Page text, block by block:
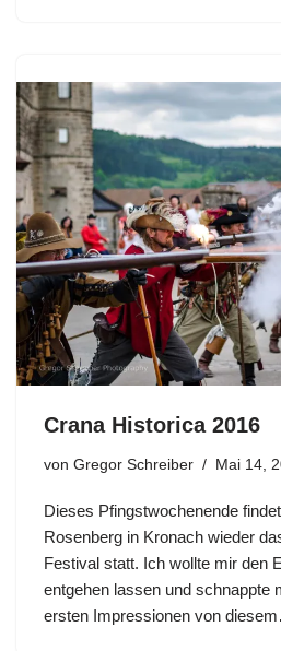
Crana Historica 2016
von Gregor Schreiber Mai 14,
Dieses Pfingstwochenende
Rosenberg in Kronach wieder
Festival statt. Ich wollte mir den
entgehen lassen und schnappte
ersten Impressionen von